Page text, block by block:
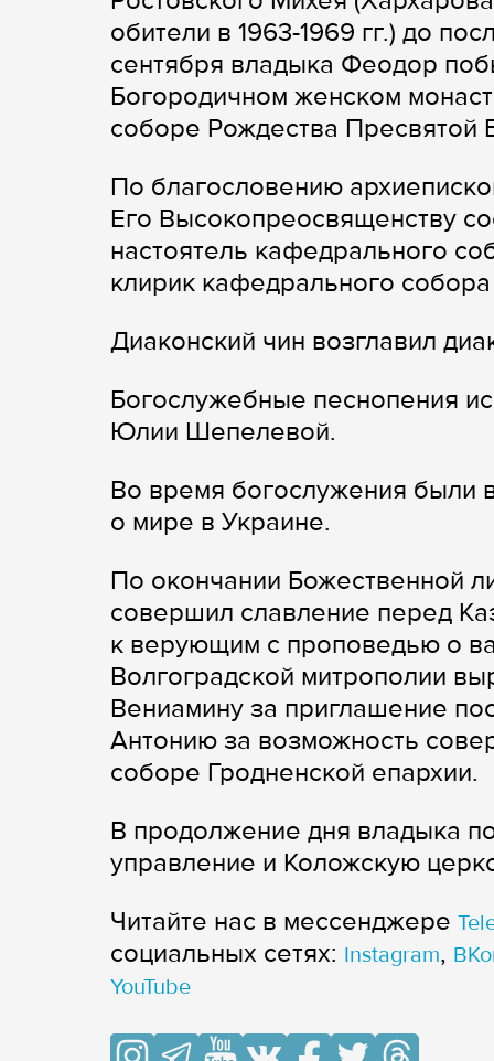
обители в 1963-1969 гг.) до
сентября владыка Феодор
Богородичном женском
соборе Рождества Пресвятой
По благословению
Его Высокопреосвященству
настоятель кафедрального
клирик кафедрального
Диаконский чин возглавил
Богослужебные песнопения
Юлии Шепелевой.
Во время богослужения были
о мире в Украине.
По окончании Божественной
совершил славление перед
к верующим с проповедью о
Волгоградской митрополии
Вениамину за приглашение
Антонию за возможность
соборе Гродненской епархии.
В продолжение дня владыка
управление и Коложскую
Читайте нас в мессенджере
cоциальных сетях: Instagram,
YouTube